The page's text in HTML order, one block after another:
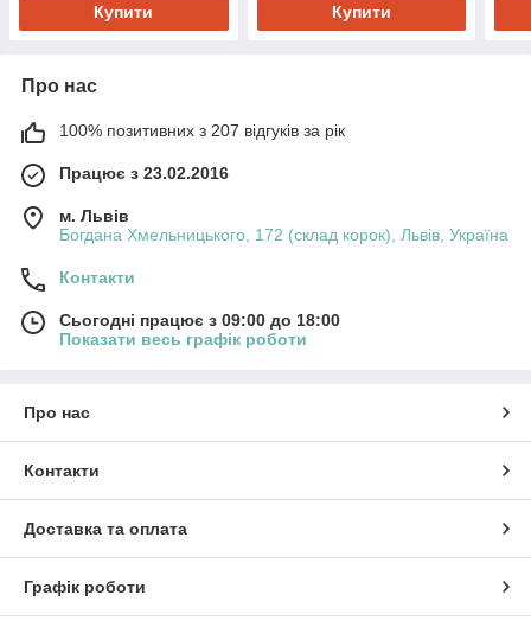
Купити Купити
Про нас
100% позитивних з 207 відгуків за рік
Працює з 23.02.2016
м. Львів
Богдана Хмельницького, 172 (склад корок), Львів, Україна
Контакти
Сьогодні працює з 09:00 до 18:00
Показати весь графік роботи
Про нас
Контакти
Доставка та оплата
Графік роботи